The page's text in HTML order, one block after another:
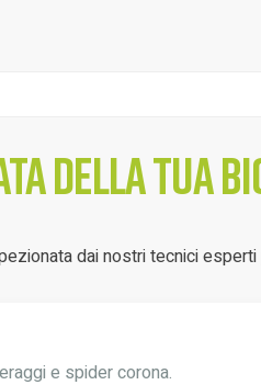
della tua
dai nostri tecnici
e spider corona.